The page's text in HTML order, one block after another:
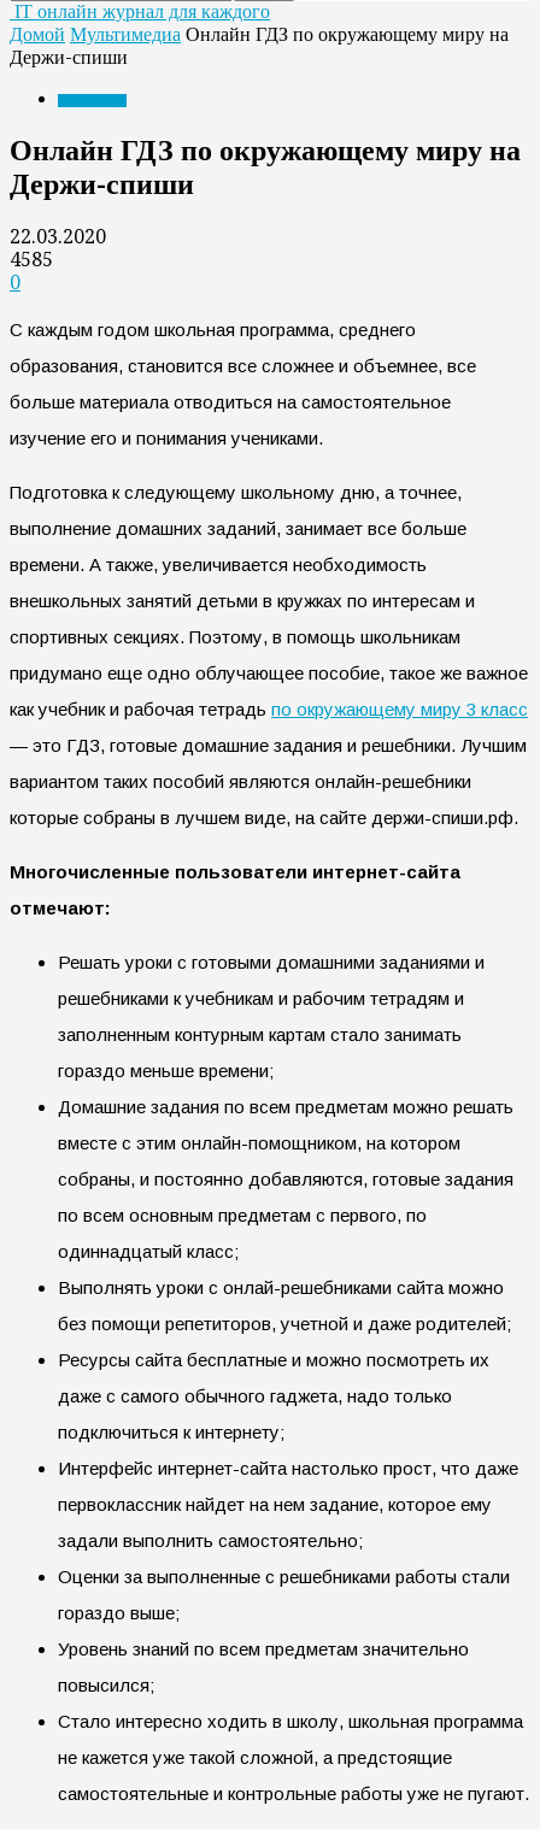
IT онлайн журнал для каждого
Домой Мультимедиа Онлайн ГДЗ по окружающему миру на
Держи-спиши
Онлайн ГДЗ по окружающему миру на
Держи-спиши
22.03.2020
4585
0
С каждым годом школьная программа, среднего
образования, становится все сложнее и объемнее, все
больше материала отводиться на самостоятельное
изучение его и понимания учениками.
Подготовка к следующему школьному дню, а точнее,
выполнение домашних заданий, занимает все больше
времени. А также, увеличивается необходимость
внешкольных занятий детьми в кружках по интересам и
спортивных секциях. Поэтому, в помощь школьникам
придумано еще одно облучающее пособие, такое же важное
как учебник и рабочая тетрадь по окружающему миру 3 класс
— это ГДЗ, готовые домашние задания и решебники. Лучшим
вариантом таких пособий являются онлайн-решебники
которые собраны в лучшем виде, на сайте держи-спиши.рф.
Многочисленные пользователи интернет-сайта
отмечают:
Решать уроки с готовыми домашними заданиями и
решебниками к учебникам и рабочим тетрадям и
заполненным контурным картам стало занимать
гораздо меньше времени;
Домашние задания по всем предметам можно решать
вместе с этим онлайн-помощником, на котором
собраны, и постоянно добавляются, готовые задания
по всем основным предметам с первого, по
одиннадцатый класс;
Выполнять уроки с онлай-решебниками сайта можно
без помощи репетиторов, учетной и даже родителей;
Ресурсы сайта бесплатные и можно посмотреть их
даже с самого обычного гаджета, надо только
подключиться к интернету;
Интерфейс интернет-сайта настолько прост, что даже
первоклассник найдет на нем задание, которое ему
задали выполнить самостоятельно;
Оценки за выполненные с решебниками работы стали
гораздо выше;
Уровень знаний по всем предметам значительно
повысился;
Стало интересно ходить в школу, школьная программа
не кажется уже такой сложной, а предстоящие
самостоятельные и контрольные работы уже не пугают.